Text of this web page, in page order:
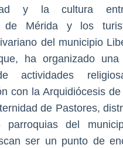
y la cultura
de Mérida y los
del municipio
ha organizado una
actividades
con la Arquidiócesis
de Pastores,
del
ser un punto de